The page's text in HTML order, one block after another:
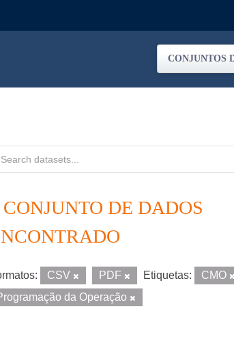
CONJUNTOS
CONJUNTO DE DADOS
CSV PDF Etiquetas: CMO
da Operação